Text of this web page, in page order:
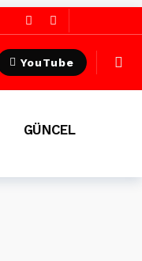
YouTube
GÜNCEL